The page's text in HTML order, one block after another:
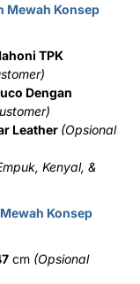
Mewah Konsep
TPK
Dengan
Leather (Opsional
Kenyal, &
Konsep
cm (Opsional